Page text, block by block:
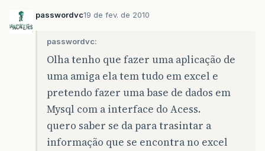
passwordvc19 de fev. de 2010
passwordvc:
Olha tenho que fazer uma aplicação de
uma amiga ela tem tudo em excel e
pretendo fazer uma base de dados em
Mysql com a interface do Acess.
quero saber se da para trasintar a
informação que se encontra no excel